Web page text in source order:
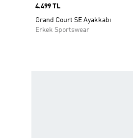
Price
4.499 TL
Grand Court SE Ayakkabı
Erkek Sportswear